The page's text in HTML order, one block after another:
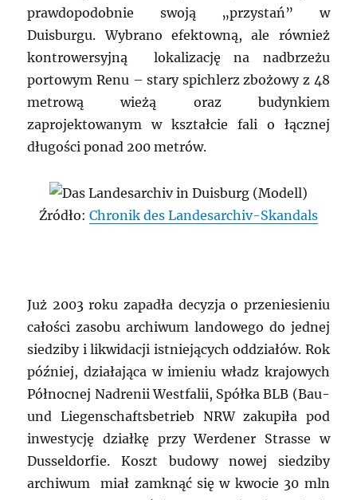
prawdopodobnie swoją „przystań” w
Duisburgu. Wybrano efektowną, ale również
kontrowersyjną lokalizację na nadbrzeżu
portowym Renu – stary spichlerz zbożowy z 48
metrową wieżą oraz budynkiem
zaprojektowanym w kształcie fali o łącznej
długości ponad 200 metrów.
Źródło: Chronik des Landesarchiv-Skandals
Już 2003 roku zapadła decyzja o przeniesieniu
całości zasobu archiwum landowego do jednej
siedziby i likwidacji istniejących oddziałów. Rok
później, działająca w imieniu władz krajowych
Północnej Nadrenii Westfalii, Spółka BLB (Bau-
und Liegenschaftsbetrieb NRW zakupiła pod
inwestycję działkę przy Werdener Strasse w
Dusseldorfie. Koszt budowy nowej siedziby
archiwum miał zamknąć się w kwocie 30 mln